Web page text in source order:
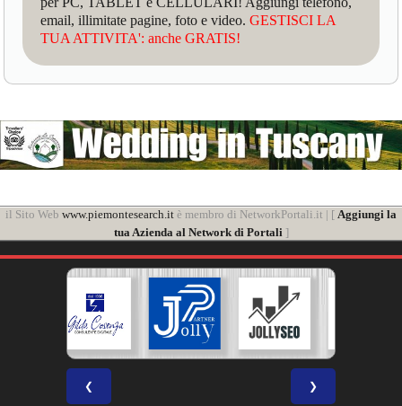
email, illimitate pagine, foto e video.GESTISCI LA
TUA ATTIVITA': anche GRATIS!
il Sito Web www.piemontesearch.it è membro di NetworkPortali.it | [ Aggiungi la
tua Azienda al Network di Portali]
❮ ❯